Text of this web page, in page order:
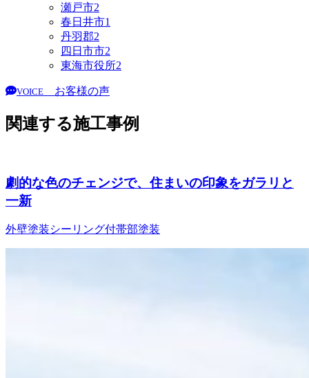
瀬戸市2
春日井市1
丹羽郡2
四日市市2
東海市役所2
VOICE お客様の声
関連する施工事例
劇的な色のチェンジで、住まいの印象をガラリと
一新
外壁塗装シーリング付帯部塗装